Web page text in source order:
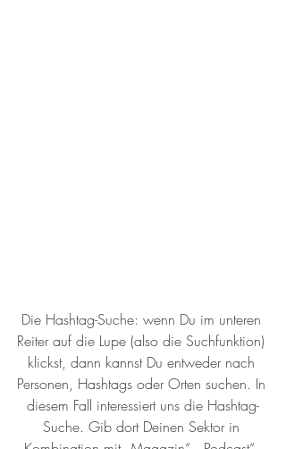
Die Hashtag-Suche: wenn Du im unteren
Reiter auf die Lupe (also die Suchfunktion)
klickst, dann kannst Du entweder nach
Personen, Hashtags oder Orten suchen. In
diesem Fall interessiert uns die Hashtag-
Suche. Gib dort Deinen Sektor in